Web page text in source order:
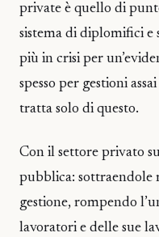
private è quello di
sistema di diplomifici e
più in crisi per
spesso per gestioni
tratta solo di questo.
Con il settore privato
pubblica: sottraendole
gestione, rompendo
lavoratori e delle sue